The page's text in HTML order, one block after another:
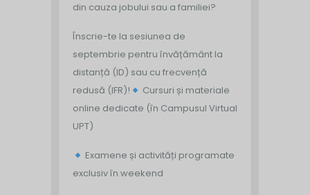
din cauza jobului sau a familiei?
Înscrie-te la sesiunea de
septembrie pentru învățământ la
distanță (ID) sau cu frecvență
redusă (IFR)!
Cursuri și materiale
online dedicate (în Campusul Virtual
UPT)
Examene și activități programate
exclusiv în weekend